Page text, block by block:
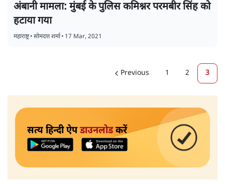
अंबानी मामला: मुंबई के पुलिस कमिश्नर परमबीर सिंह को
हटाया गया
महाराष्ट्र•सोमदत्त शर्मा• 17 Mar, 2021
Previous 1 2 3
सत्य हिन्दी ऐपडाउनलोडकरें